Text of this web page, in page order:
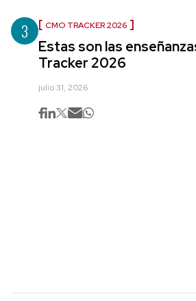
3 CMO TRACKER 2026
Estas son las
Tracker 2026
julio 31, 2026